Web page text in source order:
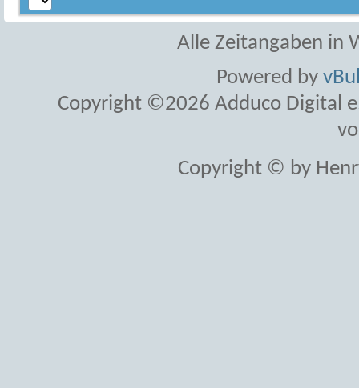
Alle Zeitangaben in
Powered by
Copyright ©2026 Adduco Digital
Copyright © by